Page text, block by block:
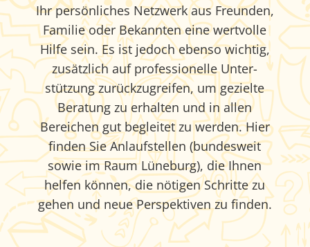
Ihr persön­liches Netz­werk aus Freunden,
Familie oder Bekann­ten eine wert­volle
Hilfe sein. Es ist jedoch ebenso wichtig,
zusätzlich auf professio­nelle Unter­
stützung zurückzu­greifen, um gezielte
Beratung zu erhalten und in allen
Bereichen gut begleitet zu werden. Hier
finden Sie Anlauf­stellen (bundesweit
sowie im Raum Lüneburg), die Ihnen
helfen können, die nötigen Schritte zu
gehen und neue Per­spektiven zu finden.